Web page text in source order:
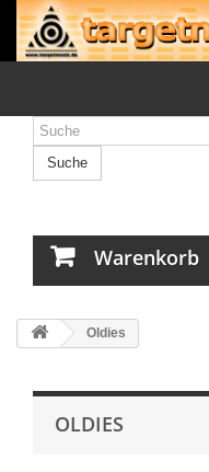
Suche
Warenkorb
Oldies
OLDIES